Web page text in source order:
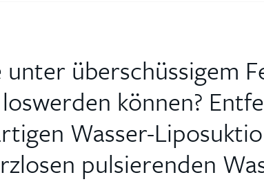
unter überschüssigem
können?
Wasser-
pulsierenden